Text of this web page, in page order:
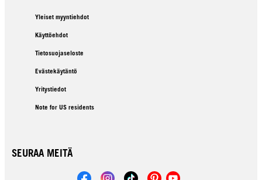
Yleiset myyntiehdot
Käyttöehdot
Tietosuojaseloste
Evästekäytäntö
Yritystiedot
Note for US residents
SEURAA MEITÄ